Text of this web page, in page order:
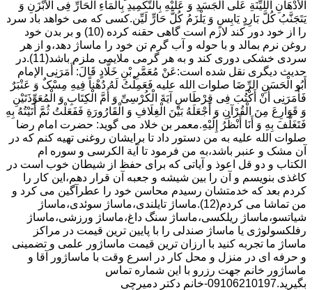
الْأَدْهَانِ اللَّیِّنَةِ عَلَى الْجَسَدِ وَ عَلَیْهِ بِالتَّکْمِیدِ بِالْمَاءِ الْحَارِّ فِی الْأَبْزَنِ وَ
یَتَجَنَّبُ کُلَّ بَارِدٍ یَابِسٍ وَ یَلْزَمُ کُلَّ حَارٍّ لَیِّن.کسی که می خواهد باد سرد
را از خود دور کند لازم است گاهی حقنه کرده (10) و بر بدن خود
روغن نرم بمالد و با حوله و آب گرم تن خود را ماساژ دهد،و از هر
سردی خشکی دوری کند و به هر گرمی ملایمی ملزم باشد(11).در
حدیث دیگری نقل شده است:عَنْ مُعَمَّرِ بْنِ خَلَّادٍ قَالَ: أَمَرَنِی الإمام
أَبُو الْحَسَنِ الرِّضَا صلوات الله علیه فَعَمِلْتُ لَهُ دُهْناً فِیهِ مِسْکٌ وَ عَنْبَرٌ
فَأَمَرَنِی أَنْ أَکْتُبَ فِی قِرْطَاسٍ آیَةَ الْکُرْسِیِّ وَ أُمَّ الْکِتَابِ وَ الْمُعَوِّذَتَیْنِ
وَ قَوَارِعَ مِنَ الْقُرْآنِ وَ أَجْعَلَهُ بَیْنَ الْغِلَافِ وَ الْقَارُورَةِ فَفَعَلْتُ ثُمَّ أَتَیْتُهُ بِهِ
فَتَغَلَّفَ بِهِ وَ أَنَا أَنْظُرُ إِلَیْهِ.معمر بن خلاد می گوید: حضرت امام رضا
صلوات الله علیه به من دستور داد تا برایشان روغنى تهیه کنم که در
آن مشک و عنبر باشد،به من فرمود تا آیة الکرسى و سوره ام
الکتاب و دو قل اعوذ و آیاتى که براى حفظ از شیطان خوب است در
کاغذى بنویسم و آن را بین شیشه و جعبه آن قرار دهم،این کار را
کردم بعد که خدمتشان رسیدم محاسن خود را عطرآگین می کرد و
من تماشا می کردم(12).ماساژ تایلندی،ماساژ سوئدی،ماساژ
شیاتسو،ماساژ ریلکسی،ماساژ سنگ داغ،ماساژ ورزشی،ماساژ
رفلکسولوژی یا ماساژ صندلی را با پایین ترین قیمت در مراکز
ماساژ ما تجربه کنید با ارزان ترین قیمت ماساژور علمی و تضمینی
و حرفه ای در منزل و محل کار در اسرع وقت با ماساژور آقا و
ماساژور خانم جهت رزرو با این شماره تماس
بگیرید.09106210197-خانم دکتر دمیرچی